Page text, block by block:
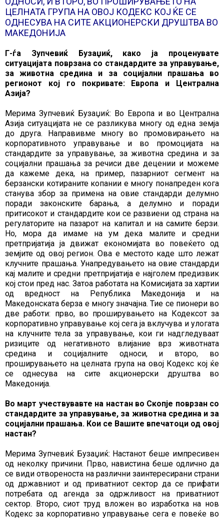
ЦЕЛНАТА ГРУПА НА ОВОЈ КОДЕКС КОЈ ЌЕ СЕ
ОДНЕСУВА НА СИТЕ АКЦИОНЕРСКИ ДРУШТВА ВО
МАКЕДОНИЈА
Г-ѓа Зупчевиќ Бузаџиќ, како ја проценувате
ситуацијата поврзана со стандардите за управување,
за животна средина и за социјални прашања во
регионот кој го покривате: Европа и Централна
Азија?
Мерима Зупчевиќ Бузаџиќ: Во Европа и во Централна
Азија ситуацијата не се разликува многу од една земја
до друга. Направивме многу во промовирањето на
корпоративното управување и во промоцијата на
стандардите за управување, за животна средина и за
социјални прашања за речиси две децении и можеме
да кажеме дека, на пример, пазарниот сегмент на
берзански котираните копании е многу понапреден кога
станува збор за примена на овие стандарди делумно
поради законските барања, а делумно и поради
притисокот и стандардите кои се развиени од страна на
регулаторите на пазарот на капитал и на самите берзи.
Но, мора да имаме на ум дека малите и средни
претпријатија ја движат економијата во повеќето од
земјите од овој регион. Ова е местото каде што лежат
клучните прашања. Унапредувањето на овие стандарди
кај малите и средни претпријатија е најголем предизвик
кој стои пред нас. Затоа работата на Комисијата за хартии
од вредност на Република Македонија и на
Македонската берза е многу значајна. Тие се пионери во
две работи: прво, во проширувањето на Кодексот за
корпоративно управување кој сега ја вклучува и улогата
на клучните тела за управување, кои ги надгледуваат
ризиците од негативното влијание врз животната
средина и социјалните односи, и второ, во
проширувањето на целната група на овој Кодекс кој ќе
се однесува на сите акционерски друштва во
Македонија.
Во март учествувавте на настан во Скопје поврзан со
стандардите за управување, за животна средина и за
социјални прашања. Кои се Вашите впечатоци од овој
настан?
Мерима Зупчевиќ Бузаџиќ: Настанот беше импресивен
од неколку причини. Прво, навистина беше одлично да
се види отвореноста на различни заинтересирани страни
од државниот и од приватниот сектор да се прифати
потребата од агенда за одржливост на приватниот
сектор. Второ, сиот труд вложен во изработка на нов
Кодекс за корпоративно управување сега е повеќе во